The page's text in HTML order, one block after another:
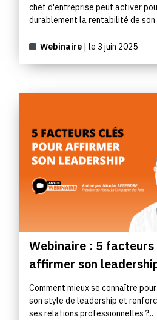
chef d'entreprise peut activer
durablement la rentabilité de son
Webinaire | le 3 juin 2025
Webinaire : 5 facteurs
affirmer son
Comment mieux se connaître
son style de leadership et
ses relations professionnelles ?...